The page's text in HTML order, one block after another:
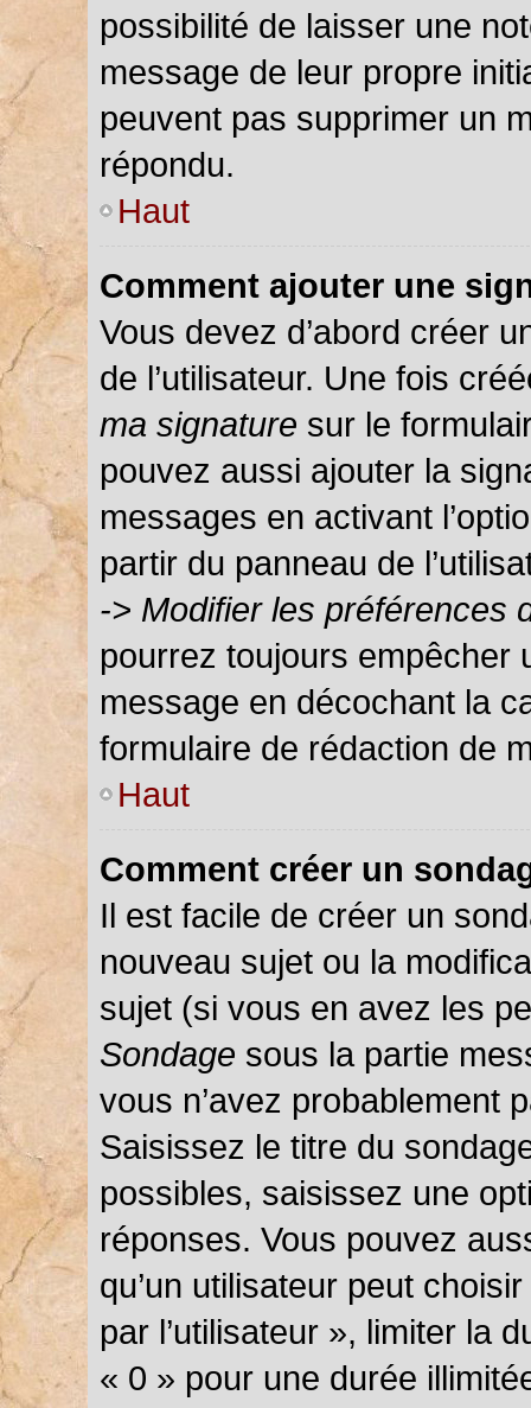
possibilité de laisser une
message de leur propre
peuvent pas supprimer un
répondu.
Haut
Comment ajouter une
Vous devez d’abord créer
de l’utilisateur. Une fois
ma signature sur le
pouvez aussi ajouter la
messages en activant
partir du panneau de
-> Modifier les préférences
pourrez toujours empêcher
message en décochant la
formulaire de rédaction de
Haut
Comment créer un
Il est facile de créer un
nouveau sujet ou la
sujet (si vous en avez les
Sondage sous la partie
vous n’avez probablement
Saisissez le titre du
possibles, saisissez une
réponses. Vous pouvez
qu’un utilisateur peut
par l’utilisateur », limiter la
« 0 » pour une durée